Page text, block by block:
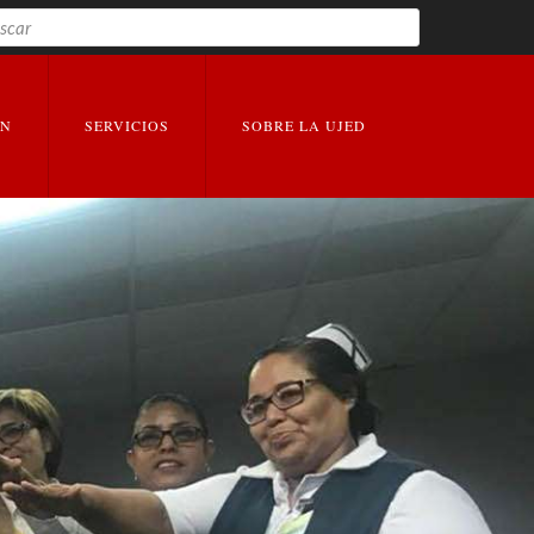
Buscar
EXPANDIR
SERVICIOS EXPANDIR
SOBRE LA UJED